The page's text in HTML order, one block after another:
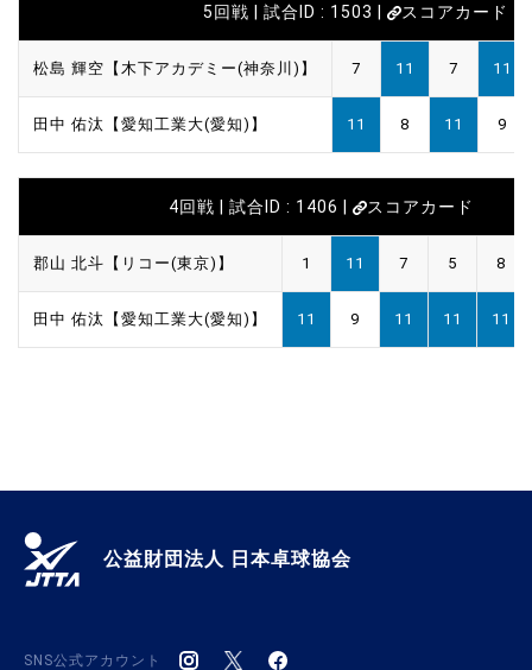
5回戦 | 試合ID : 1503 | スコアカード
松島 輝空【木下アカデミー(神奈川)】 7 11 7 11
田中 佑汰【愛知工業大(愛知)】 11 8 11 9
4回戦 | 試合ID : 1406 | スコアカード
郡山 北斗【リコー(東京)】 1 11 7 5 8
田中 佑汰【愛知工業大(愛知)】 11 9 11 11 11
公益財団法人 日本卓球協会
SNS公式アカウント